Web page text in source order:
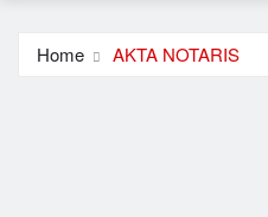
Home AKTA NOTARIS